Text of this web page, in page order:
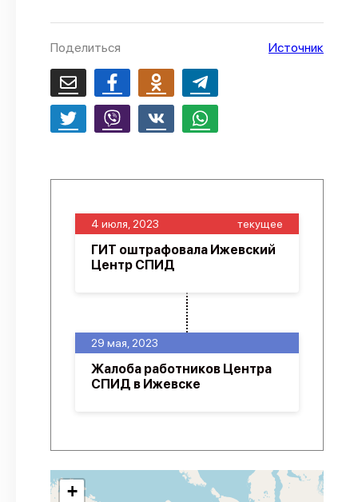
Поделиться Источник
29 мая, 2023
Жалоба работников Центра
СПИД в Ижевске
4 июля, 2023 текущее
ГИТ оштрафовала Ижевский
Центр СПИД
+